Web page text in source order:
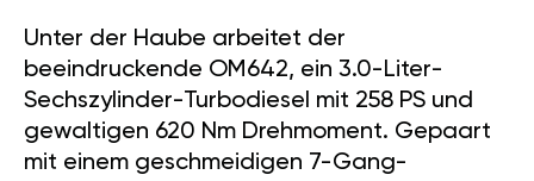
Unter der Haube arbeitet der
beeindruckende OM642, ein 3.0-Liter-
Sechszylinder-Turbodiesel mit 258 PS und
gewaltigen 620 Nm Drehmoment. Gepaart
mit einem geschmeidigen 7-Gang-